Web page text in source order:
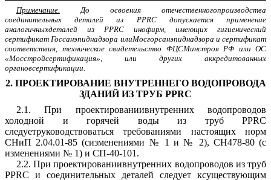
Примечание. До освоения отечественногопроизводства
соединительных деталей из PPRC допускается применение
аналогичныхдеталей из PPRC инофирм, имеющих гигиенический
сертификат Госсанэпиднадзора илиМосгорсанэпиднадзора и сертификат
соответствия, техническое свидетельство ФЦСМинстроя РФ или ОС
«Мосстройсертификация», или других аккредитованных
органовсертификации.
2. ПРОЕКТИРОВАНИЕ ВНУТРЕННЕГО ВОДОПРОВОДА
ЗДАНИЙ ИЗ ТРУБ PPRC
2.1. При проектированиивнутренних водопроводов
холодной и горячей воды из труб PPRC
следуетруководствоваться требованиями настоящих норм
СНиП 2.04.01-85 (сизменениями № 1 и № 2), СН478-80(с
изменениями № 1) и СП-40-101 .
2.2. При проектированиивнутренних водопроводов из труб
PPRC и соединительных деталей следует ксуществующим